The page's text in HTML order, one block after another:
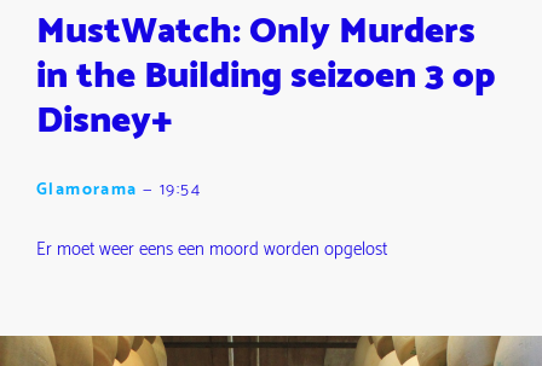
MustWatch: Only Murders
in the Building seizoen 3 op
Disney+
Glamorama — 19:54
Er moet weer eens een moord worden opgelost